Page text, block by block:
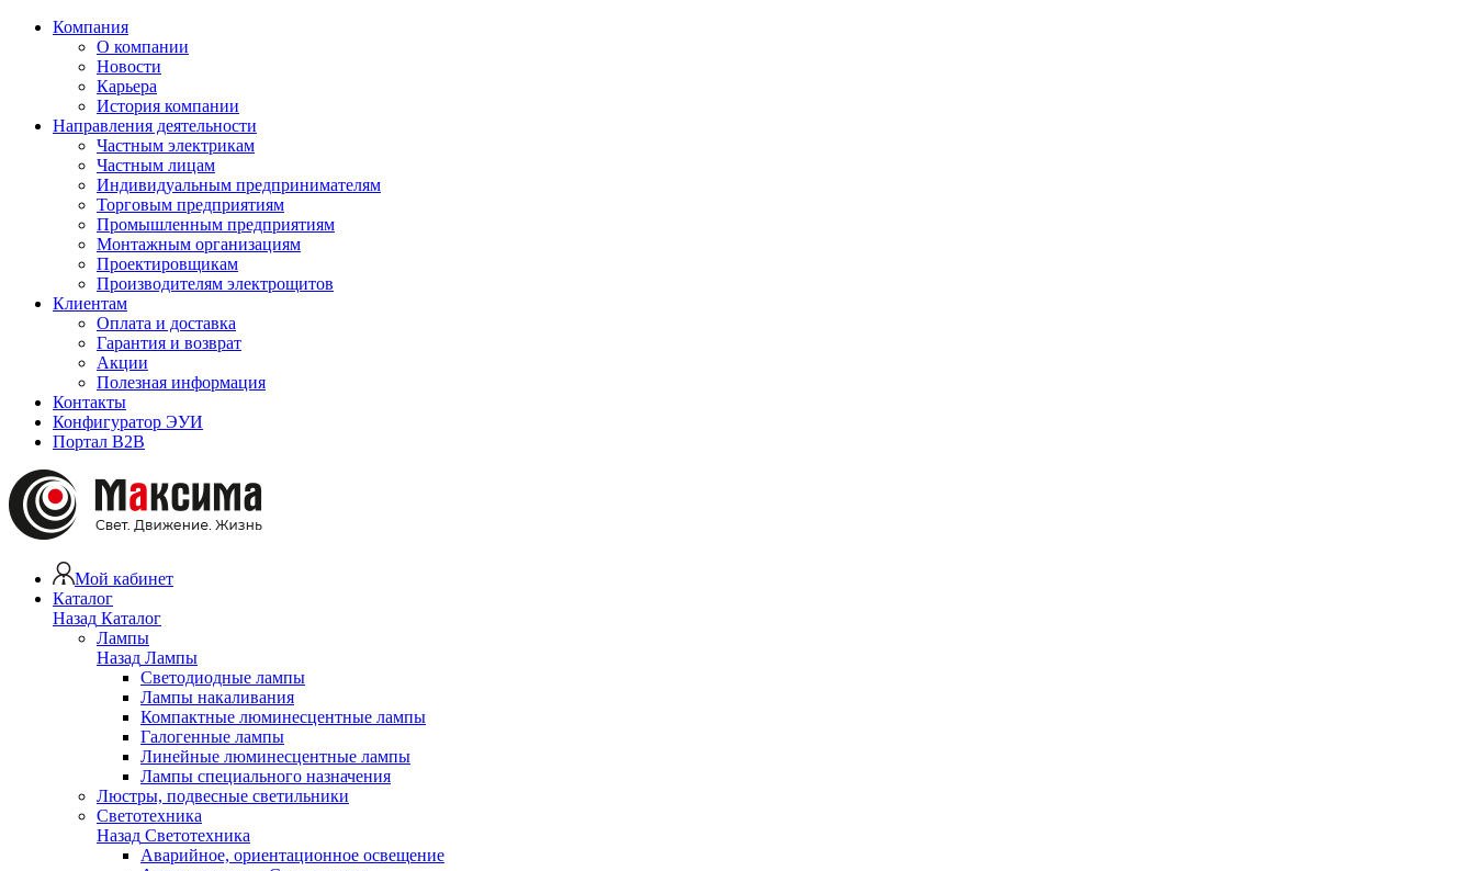
Компания
О компании
Новости
Карьера
История компании
Направления деятельности
Частным электрикам
Частным лицам
Индивидуальным предпринимателям
Торговым предприятиям
Промышленным предприятиям
Монтажным организациям
Проектировщикам
Производителям электрощитов
Клиентам
Оплата и доставка
Гарантия и возврат
Акции
Полезная информация
Контакты
Конфигуратор ЭУИ
Портал B2B
Мой кабинет
Каталог
Назад Каталог
Лампы
Назад Лампы
Светодиодные лампы
Лампы накаливания
Компактные люминесцентные лампы
Галогенные лампы
Линейные люминесцентные лампы
Лампы специального назначения
Люстры, подвесные светильники
Светотехника
Назад Светотехника
Аварийное, ориентационное освещение